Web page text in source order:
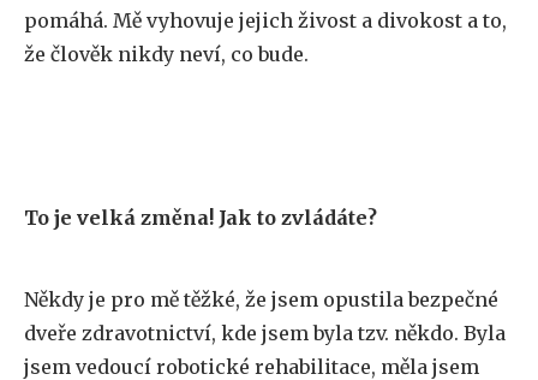
pomáhá. Mě vyhovuje jejich živost a divokost a to,
že člověk nikdy neví, co bude.
To je velká změna! Jak to zvládáte?
Někdy je pro mě těžké, že jsem opustila bezpečné
dveře zdravotnictví, kde jsem byla tzv. někdo. Byla
jsem vedoucí robotické rehabilitace, měla jsem